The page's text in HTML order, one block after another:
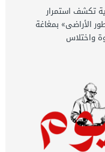
تكشف استمرار
الأراضى» بمغاغة
واختلاس